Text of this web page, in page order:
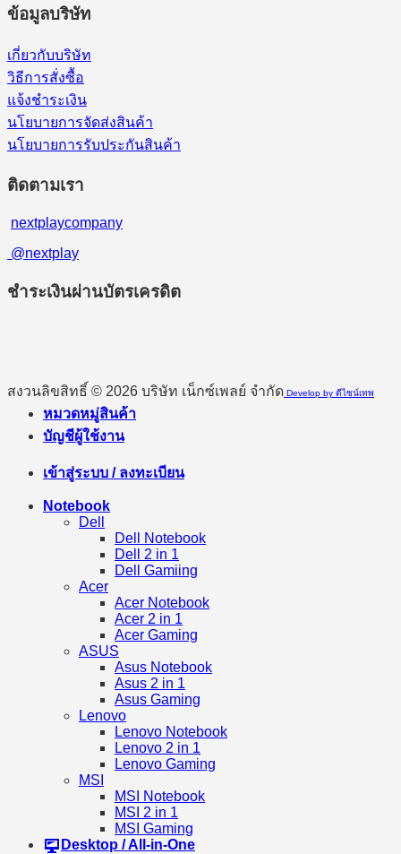
ข้อมูลบริษัท
เกี่ยวกับบริษัท
วิธีการสั่งซื้อ
แจ้งชำระเงิน
นโยบายการจัดส่งสินค้า
นโยบายการรับประกันสินค้า
ติดตามเรา
nextplaycompany
@nextplay
ชำระเงินผ่านบัตรเครดิต
สงวนลิขสิทธิ์ © 2026 บริษัท เน็กซ์เพลย์ จำกัด Develop by ดีไซน์เทพ
หมวดหมู่สินค้า
บัญชีผู้ใช้งาน
เข้าสู่ระบบ / ลงทะเบียน
Notebook
Dell
Dell Notebook
Dell 2 in 1
Dell Gamiing
Acer
Acer Notebook
Acer 2 in 1
Acer Gaming
ASUS
Asus Notebook
Asus 2 in 1
Asus Gaming
Lenovo
Lenovo Notebook
Lenovo 2 in 1
Lenovo Gaming
MSI
MSI Notebook
MSI 2 in 1
MSI Gaming
Desktop / All-in-One